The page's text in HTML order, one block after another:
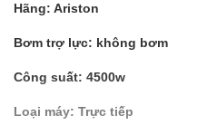
Hãng: Ariston
Bơm trợ lực: không bơm
Công suất: 4500w
Loại máy: Trực tiếp